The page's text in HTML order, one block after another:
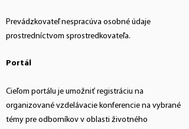
Prevádzkovateľ nespracúva osobné údaje
prostredníctvom sprostredkovateľa.
Portál
Cieľom portálu je umožniť registráciu na
organizované vzdelávacie konferencie na vybrané
témy pre odborníkov v oblasti životného